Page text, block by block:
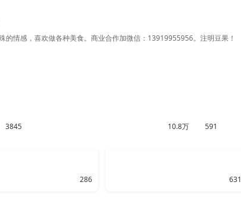
的情感，喜欢做各种美食。商业合作加微信：13919955956。注明豆果！
3845 10.8万 591
286 631